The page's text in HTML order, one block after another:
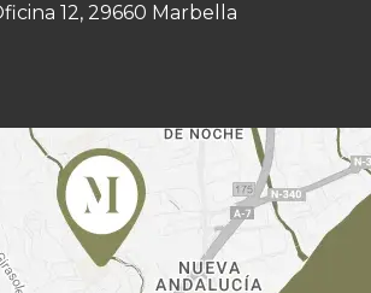
12, 29660 Marbella